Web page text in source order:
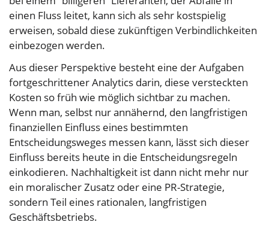
einen Fluss leitet, kann sich als sehr kostspielig
erweisen, sobald diese zukünftigen Verbindlichkeiten
einbezogen werden.
Aus dieser Perspektive besteht eine der Aufgaben
fortgeschrittener Analytics darin, diese versteckten
Kosten so früh wie möglich sichtbar zu machen.
Wenn man, selbst nur annähernd, den langfristigen
finanziellen Einfluss eines bestimmten
Entscheidungsweges messen kann, lässt sich dieser
Einfluss bereits heute in die Entscheidungsregeln
einkodieren. Nachhaltigkeit ist dann nicht mehr nur
ein moralischer Zusatz oder eine PR-Strategie,
sondern Teil eines rationalen, langfristigen
Geschäftsbetriebs.